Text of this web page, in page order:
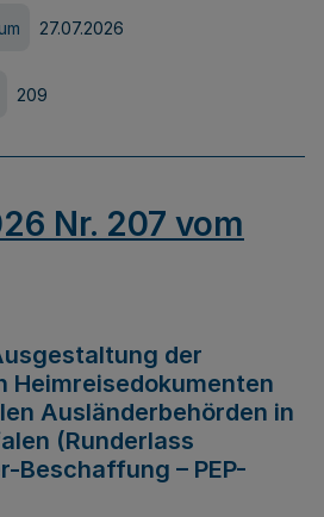
27.07.2026
209
Nr. 207 vom
der
Heimreisedokumenten
Ausländerbehörden in
(Runderlass
Beschaffung – PEP-